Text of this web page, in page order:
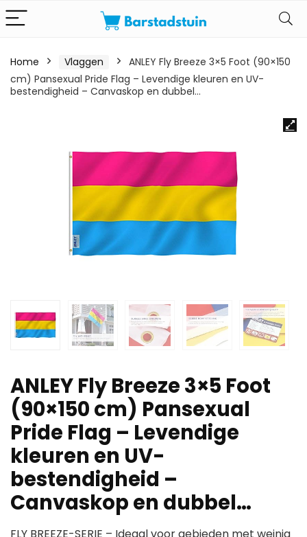
Home Vlaggen
ANLEY Fly Breeze 3×5 Foot (90×150
cm) Pansexual Pride Flag – Levendige kleuren en UV-
bestendigheid – Canvaskop en dubbel…
ANLEY Fly Breeze 3×5 Foot
(90×150 cm) Pansexual
Pride Flag – Levendige
kleuren en UV-
bestendigheid –
Canvaskop en dubbel…